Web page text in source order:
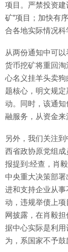
项目。严禁投资
矿”项目；加快有
合各地实际情况
从两份通知中可
货币挖矿将重回
心名义挂羊头卖
题核心，明文规
动。同时，该通知
融服务，从资金来
另外，我们关注
西省政协原党组
报提到:经查，肖
中央重大决策部
进和支持企业从事
动，违规举债上
网披露，在肖毅
据中心实际是利
为，系国家不予鼓